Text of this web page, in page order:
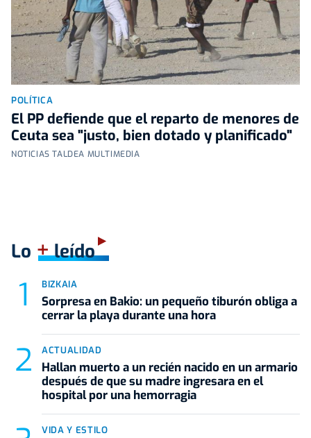
POLÍTICA
El PP defiende que el reparto de menores de
Ceuta sea "justo, bien dotado y planificado"
NOTICIAS TALDEA MULTIMEDIA
Lo +leído
BIZKAIA
Sorpresa en Bakio: un pequeño tiburón obliga a
cerrar la playa durante una hora
ACTUALIDAD
Hallan muerto a un recién nacido en un armario
después de que su madre ingresara en el
hospital por una hemorragia
VIDA Y ESTILO